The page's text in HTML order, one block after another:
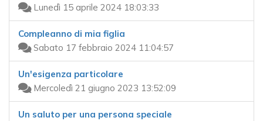
Lunedì 15 aprile 2024 18:03:33
Compleanno di mia figlia
Sabato 17 febbraio 2024 11:04:57
Un'esigenza particolare
Mercoledì 21 giugno 2023 13:52:09
Un saluto per una persona speciale